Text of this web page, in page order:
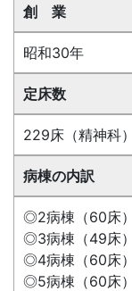
創 業
昭和30年
定床数
229床（精神科）
病棟の内訳
◎2病棟（60床
◎3病棟（49床）
◎4病棟（60床
◎5病棟（60床